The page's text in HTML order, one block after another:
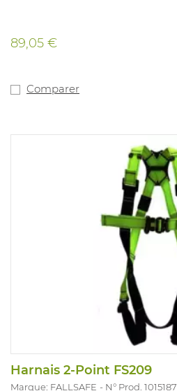
89,05 €
Comparer
Harnais 2-Point FS209
Marque: FALLSAFE N° Prod. 1015187